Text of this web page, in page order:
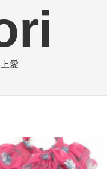
※年末年始は除く）
愛